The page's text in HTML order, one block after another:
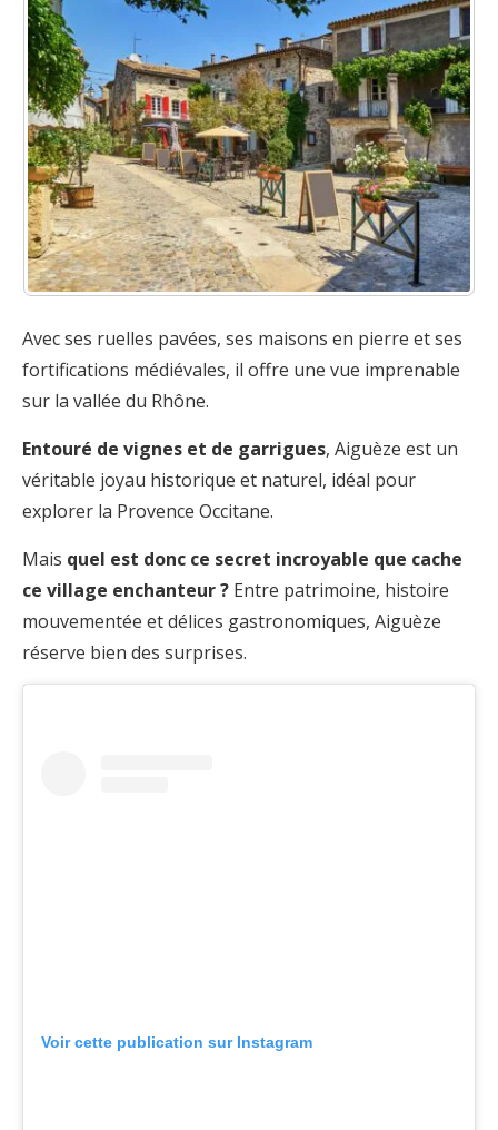
Avec ses ruelles pavées, ses maisons en pierre et ses
fortifications médiévales, il offre une vue imprenable
sur la vallée du Rhône.
Entouré de vignes et de garrigues, Aiguèze est un
véritable joyau historique et naturel, idéal pour
explorer la Provence Occitane.
Mais quel est donc ce secret incroyable que cache
ce village enchanteur ? Entre patrimoine, histoire
mouvementée et délices gastronomiques, Aiguèze
réserve bien des surprises.
Voir cette publication sur Instagram